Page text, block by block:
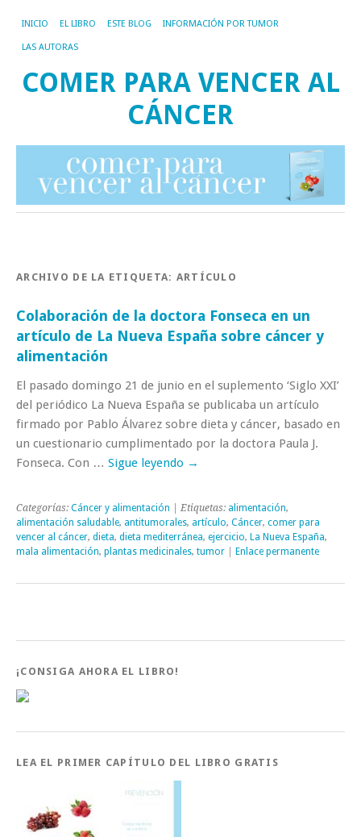
INICIO EL LIBRO ESTE BLOG INFORMACIÓN POR TUMOR
LAS AUTORAS
COMER PARA VENCER AL
CÁNCER
ARCHIVO DE LA ETIQUETA: ARTÍCULO
Colaboración de la doctora Fonseca en un
artículo de La Nueva España sobre cáncer y
alimentación
El pasado domingo 21 de junio en el suplemento ‘Siglo XXI’
del periódico La Nueva España se publicaba un artículo
firmado por Pablo Álvarez sobre dieta y cáncer, basado en
un cuestionario cumplimentado por la doctora Paula J.
Fonseca. Con … Sigue leyendo →
Categorías: Cáncer y alimentación | Etiquetas: alimentación,
alimentación saludable, antitumorales, artículo, Cáncer, comer para
vencer al cáncer, dieta, dieta mediterránea, ejercicio, La Nueva España,
mala alimentación, plantas medicinales, tumor Enlace permanente
¡CONSIGA AHORA EL LIBRO!
LEA EL PRIMER CAPÍTULO DEL LIBRO GRATIS